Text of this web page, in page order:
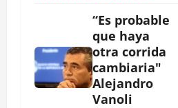
“Es probable
que haya
otra corrida
cambiaria"
Alejandro
Vanoli